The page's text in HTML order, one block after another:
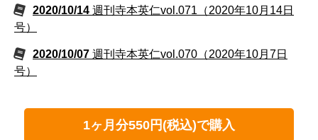
2020/10/14 週刊寺本英仁vol.071（2020年10月14日
号）
2020/10/07 週刊寺本英仁vol.070（2020年10月7日
号）
1ヶ月分550円(税込)で購入